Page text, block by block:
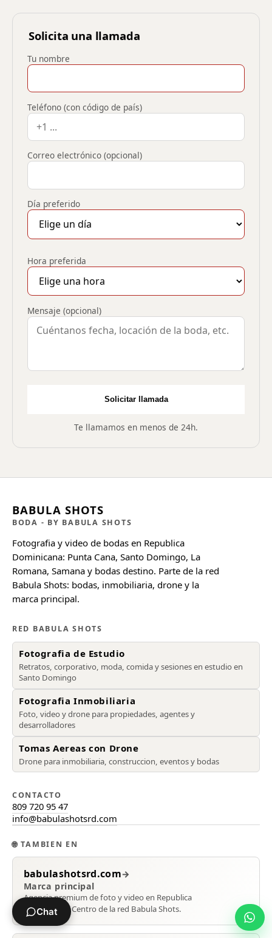
Solicita una llamada
Tu nombre
Teléfono (con código de país)
Correo electrónico (opcional)
Día preferido
Hora preferida
Mensaje (opcional)
Solicitar llamada
Te llamamos en menos de 24h.
BABULA SHOTS
BODA - BY BABULA SHOTS
Fotografia y video de bodas en Republica
Dominicana: Punta Cana, Santo Domingo, La
Romana, Samana y bodas destino. Parte de la red
Babula Shots: bodas, inmobiliaria, drone y la
marca principal.
RED BABULA SHOTS
Fotografia de Estudio
Retratos, corporativo, moda, comida y sesiones en estudio en
Santo Domingo
Fotografia Inmobiliaria
Foto, video y drone para propiedades, agentes y
desarrolladores
Tomas Aereas con Drone
Drone para inmobiliaria, construccion, eventos y bodas
CONTACTO
809 720 95 47
info@babulashotsrd.com
🌐TAMBIEN EN
babulashotsrd.com→
Marca principal
Agencia premium de foto y video en Republica
Dominicana. Centro de la red Babula Shots.
Chat